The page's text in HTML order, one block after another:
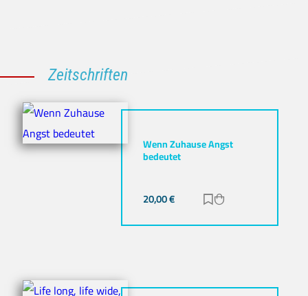
Zeitschriften
Wenn Zuhause Angst
bedeutet
20,00€ Zur Merkliste